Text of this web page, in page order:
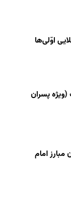
اوّلی‌ها
پسران
امام